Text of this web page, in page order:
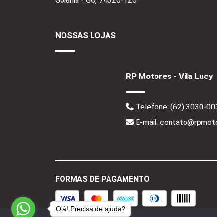
NOSSAS LOJAS
RP Motores - Vila Lucy
Telefone: (62) 3030-
E-mail:
FORMAS DE PAGAMENTO
Olá! Precisa de ajuda?